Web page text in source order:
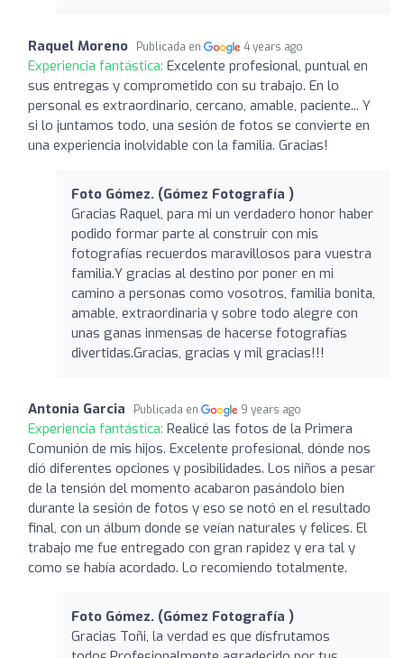
Raquel Moreno Publicada en 4 years ago
Experiencia fantástica: Excelente profesional, puntual en
sus entregas y comprometido con su trabajo. En lo
personal es extraordinario, cercano, amable, paciente... Y
si lo juntamos todo, una sesión de fotos se convierte en
una experiencia inolvidable con la familia. Gracias!
Foto Gómez. (Gómez Fotografía )
Gracias Raquel, para mi un verdadero honor haber
podido formar parte al construir con mis
fotografías recuerdos maravillosos para vuestra
familia.Y gracias al destino por poner en mi
camino a personas como vosotros, familia bonita,
amable, extraordinaria y sobre todo alegre con
unas ganas inmensas de hacerse fotografías
divertidas.Gracias, gracias y mil gracias!!!
Antonia Garcia Publicada en 9 years ago
Experiencia fantástica: Realicé las fotos de la Primera
Comunión de mis hijos. Excelente profesional, dónde nos
dió diferentes opciones y posibilidades. Los niños a pesar
de la tensión del momento acabaron pasándolo bien
durante la sesión de fotos y eso se notó en el resultado
final, con un álbum donde se veían naturales y felices. El
trabajo me fue entregado con gran rapidez y era tal y
como se había acordado. Lo recomiendo totalmente.
Foto Gómez. (Gómez Fotografía )
Gracias Toñi, la verdad es que dísfrutamos